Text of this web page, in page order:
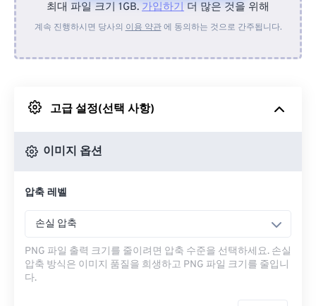
장치에서
Google 드라이브에서
최대 파일 크기 1GB. 가입하기 더 많은 것을 위해
계속 진행하시면 당사의 이용 약관에 동의하는 것으로 간주됩니다.
고급 설정(선택 사항)
이미지 옵션
압축 레벨
손실 압축
PNG 파일 출력 크기를 줄이려면 압축 수준을 선택하세요. 손실
압축 방식은 이미지 품질을 희생하고 PNG 파일 크기를 줄입니
다.